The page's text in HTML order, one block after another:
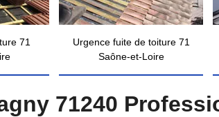
71
Urgence fuite de toiture 71
Saône-et-Loire
71240